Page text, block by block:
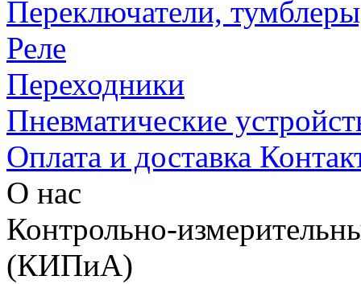
Переключатели,
Реле
Переходники
Пневматические
Оплата и доставка
О нас
Контрольно-
(КИПиА)